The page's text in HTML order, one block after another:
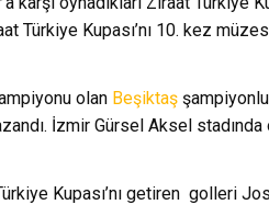
Türkiye Kupası’nı 10. kez
olan Beşiktaş
İzmir Gürsel Aksel
Kupası’nı getiren golleri